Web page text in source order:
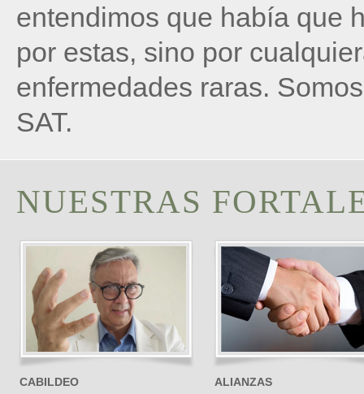
entendimos que había que
por estas, sino por
enfermedades raras.
SAT.
NUESTRAS
CABILDEO
ALIANZAS